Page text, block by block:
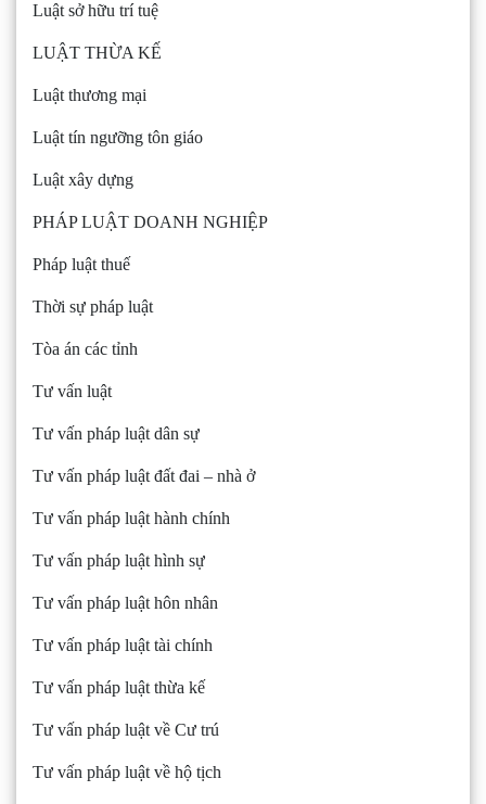
Luật sở hữu trí tuệ
LUẬT THỪA KẾ
Luật thương mại
Luật tín ngưỡng tôn giáo
Luật xây dựng
PHÁP LUẬT DOANH NGHIỆP
Pháp luật thuế
Thời sự pháp luật
Tòa án các tỉnh
Tư vấn luật
Tư vấn pháp luật dân sự
Tư vấn pháp luật đất đai – nhà ở
Tư vấn pháp luật hành chính
Tư vấn pháp luật hình sự
Tư vấn pháp luật hôn nhân
Tư vấn pháp luật tài chính
Tư vấn pháp luật thừa kế
Tư vấn pháp luật về Cư trú
Tư vấn pháp luật về hộ tịch